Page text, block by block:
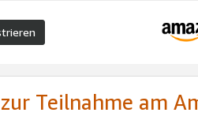
Teilnahme am